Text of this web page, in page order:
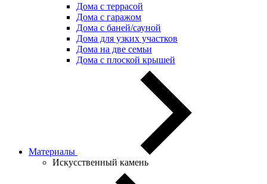
Дома с террасой
Дома с гаражом
Дома с баней/сауной
Дома для узких участков
Дома на две семьи
Дома с плоской крышей
Материалы
Искусственный камень